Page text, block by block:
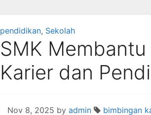
pendidikan, Sekolah
SMK
Karier dan
Nov 8, 2025 by admin bimbingan